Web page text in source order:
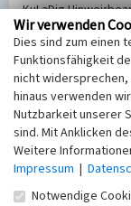
KuLaDig-
Selbstverständlich
dem 25.05.2018
(EU-DSGVO)
Hinweise zum
Nachricht
Wir verwenden
Dies sind zum einen
Funktionsfähigkeit
nicht widersprechen,
hinaus verwenden
Nutzbarkeit unserer
sind. Mit Anklicken
Weitere
Impressum |
Notwendige